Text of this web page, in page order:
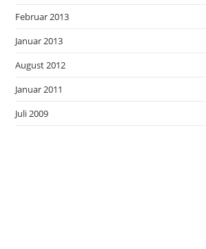
Februar 2013
Januar 2013
August 2012
Januar 2011
Juli 2009